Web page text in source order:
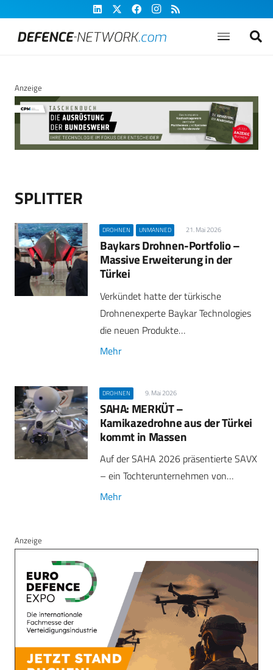
Anzeige
SPLITTER
DROHNEN UNMANNED 21. Mai 2026
Baykars Drohnen-Portfolio –
Massive Erweiterung in der
Türkei
Verkündet hatte der türkische
Drohnenexperte Baykar Technologies
die neuen Produkte…
Mehr
DROHNEN 9. Mai 2026
SAHA: MERKÜT –
Kamikazedrohne aus der Türkei
kommt in Massen
Auf der SAHA 2026 präsentierte SAVX
– ein Tochterunternehmen von…
Mehr
Anzeige